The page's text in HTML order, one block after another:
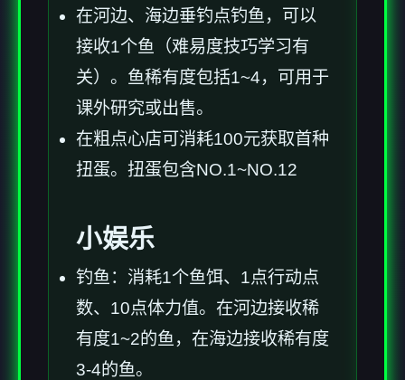
在河边、海边垂钓点钓鱼，可以
接收1个鱼（难易度技巧学习有
关）。鱼稀有度包括1~4，可用于
课外研究或出售。
在粗点心店可消耗100元获取首种
扭蛋。扭蛋包含NO.1~NO.12
小娱乐
钓鱼：消耗1个鱼饵、1点行动点
数、10点体力值。在河边接收稀
有度1~2的鱼，在海边接收稀有度
3-4的鱼。